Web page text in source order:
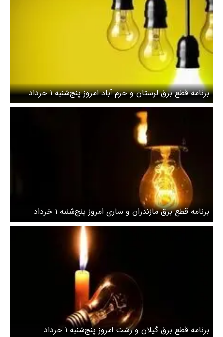
برنامه قطع برق لرستان و خرم آباد امروز پنج‌شنبه ۱ خرداد
برنامه قطع برق مازندران و ساری امروز پنج‌شنبه ۱ خرداد
برنامه قطع برق گیلان و رشت امروز پنج‌شنبه ۱ خرداد